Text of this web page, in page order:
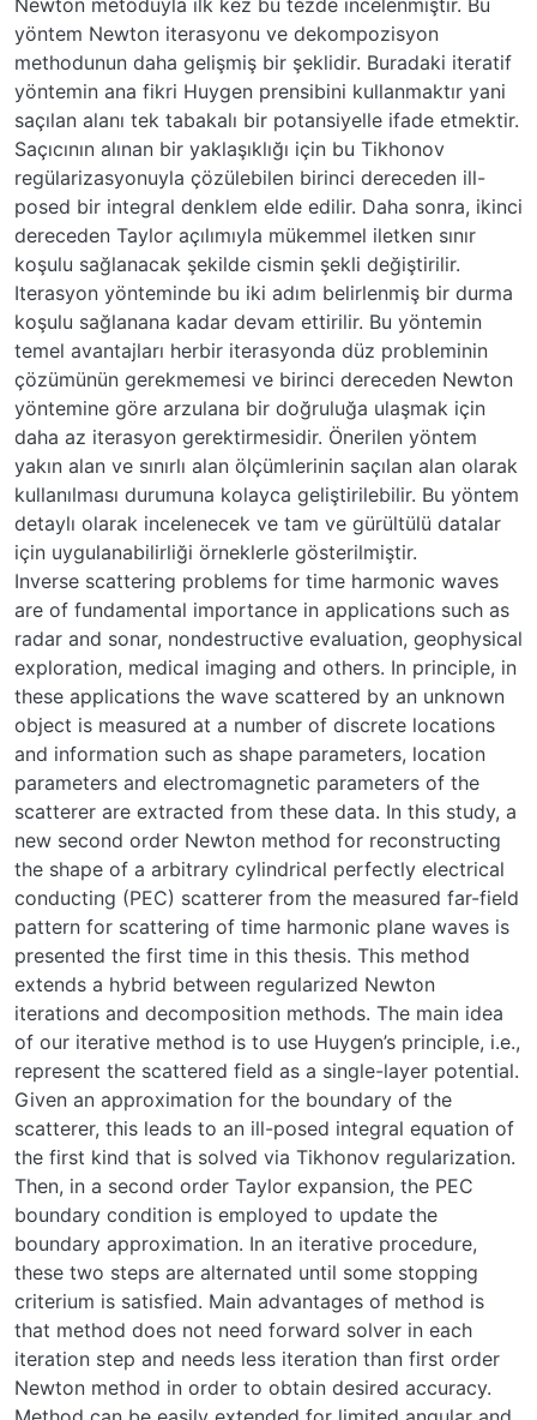
yöntem Newton iterasyonu ve dekompozisyon
methodunun daha gelişmiş bir şeklidir. Buradaki iteratif
yöntemin ana fikri Huygen prensibini kullanmaktır yani
saçılan alanı tek tabakalı bir potansiyelle ifade etmektir.
Saçıcının alınan bir yaklaşıklığı için bu Tikhonov
regülarizasyonuyla çözülebilen birinci dereceden ill-
posed bir integral denklem elde edilir. Daha sonra, ikinci
dereceden Taylor açılımıyla mükemmel iletken sınır
koşulu sağlanacak şekilde cismin şekli değiştirilir.
Iterasyon yönteminde bu iki adım belirlenmiş bir durma
koşulu sağlanana kadar devam ettirilir. Bu yöntemin
temel avantajları herbir iterasyonda düz probleminin
çözümünün gerekmemesi ve birinci dereceden Newton
yöntemine göre arzulana bir doğruluğa ulaşmak için
daha az iterasyon gerektirmesidir. Önerilen yöntem
yakın alan ve sınırlı alan ölçümlerinin saçılan alan olarak
kullanılması durumuna kolayca geliştirilebilir. Bu yöntem
detaylı olarak incelenecek ve tam ve gürültülü datalar
için uygulanabilirliği örneklerle gösterilmiştir.
Inverse scattering problems for time harmonic waves
are of fundamental importance in applications such as
radar and sonar, nondestructive evaluation, geophysical
exploration, medical imaging and others. In principle, in
these applications the wave scattered by an unknown
object is measured at a number of discrete locations
and information such as shape parameters, location
parameters and electromagnetic parameters of the
scatterer are extracted from these data. In this study, a
new second order Newton method for reconstructing
the shape of a arbitrary cylindrical perfectly electrical
conducting (PEC) scatterer from the measured far-field
pattern for scattering of time harmonic plane waves is
presented the first time in this thesis. This method
extends a hybrid between regularized Newton
iterations and decomposition methods. The main idea
of our iterative method is to use Huygen’s principle, i.e.,
represent the scattered field as a single-layer potential.
Given an approximation for the boundary of the
scatterer, this leads to an ill-posed integral equation of
the first kind that is solved via Tikhonov regularization.
Then, in a second order Taylor expansion, the PEC
boundary condition is employed to update the
boundary approximation. In an iterative procedure,
these two steps are alternated until some stopping
criterium is satisfied. Main advantages of method is
that method does not need forward solver in each
iteration step and needs less iteration than first order
Newton method in order to obtain desired accuracy.